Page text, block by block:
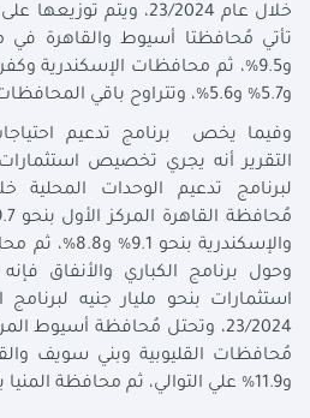
خلال عام 23/2024، ويتم
و5.7% و5.6%، وتتراوح باقي المحافظات بين 0.8% و4.8% .
وفيما يخص برنامج تدعيم
وحول برنامج الكباري والأنفاق
استثمارات بنحو مليار جنيه لبرنامج
و11.9% علي التوالي، ثم محافظة المنيا بنسبة 9.9% .